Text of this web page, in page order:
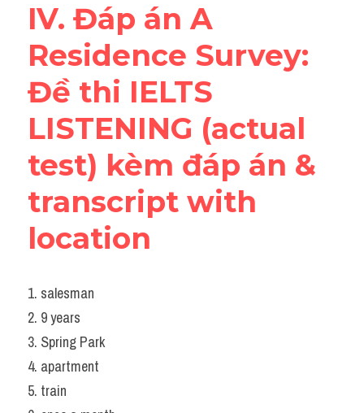
IV. Đáp án A
Residence Survey:
Đề thi IELTS
LISTENING (actual
test) kèm đáp án &
transcript with
location
1. salesman
2. 9 years
3. Spring Park
4. apartment
5. train